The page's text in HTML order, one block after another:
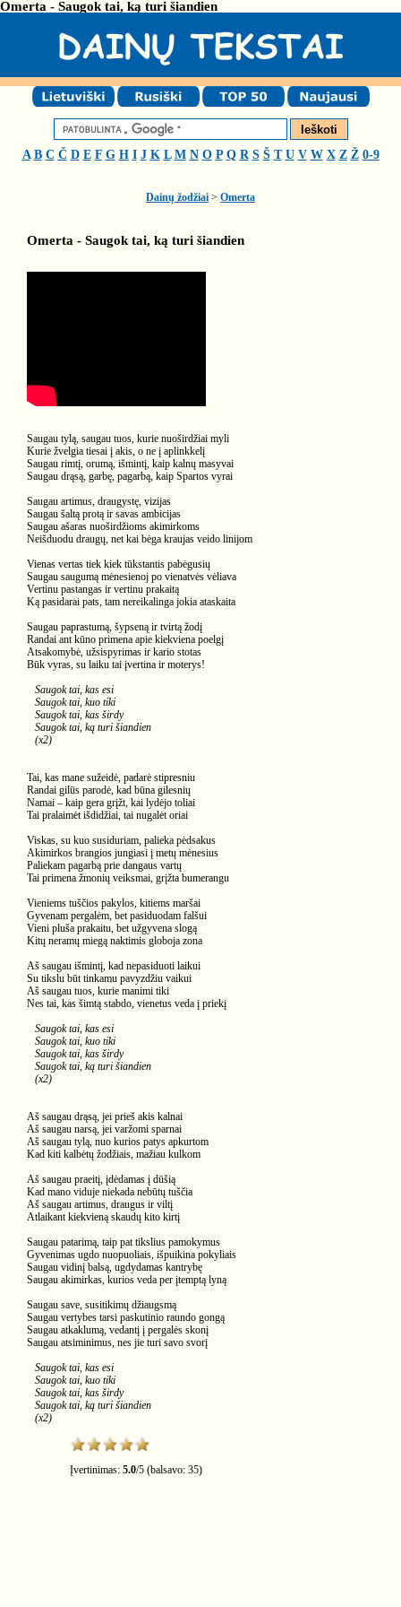
Omerta - Saugok tai, ką turi šiandien
A B C Č D E F G H I J K L M N O P Q R S Š T U V W X Z Ž 0-9
Dainų žodžiai > Omerta
Omerta - Saugok tai, ką turi šiandien
Saugau tylą, saugau tuos, kurie nuoširdžiai myli
Kurie žvelgia tiesai į akis, o ne į aplinkkelį
Saugau rimtį, orumą, išmintį, kaip kalnų masyvai
Saugau drąsą, garbę, pagarbą, kaip Spartos vyrai
Saugau artimus, draugystę, vizijas
Saugau šaltą protą ir savas ambicijas
Saugau ašaras nuoširdžioms akimirkoms
Neišduodu draugų, net kai bėga kraujas veido linijom
Vienas vertas tiek kiek tūkstantis pabėgusių
Saugau saugumą mėnesienoj po vienatvės vėliava
Vertinu pastangas ir vertinu prakaitą
Ką pasidarai pats, tam nereikalinga jokia ataskaita
Saugau paprastumą, šypseną ir tvirtą žodį
Randai ant kūno primena apie kiekviena poelgį
Atsakomybė, užsispyrimas ir kario stotas
Būk vyras, su laiku tai įvertina ir moterys!
Saugok tai, kas esi
Saugok tai, kuo tiki
Saugok tai, kas širdy
Saugok tai, ką turi šiandien
(x2)
Tai, kas mane sužeidė, padarė stipresniu
Randai gilūs parodė, kad būna gilesnių
Namai – kaip gera grįžt, kai lydėjo toliai
Tai pralaimėt išdidžiai, tai nugalėt oriai
Viskas, su kuo susiduriam, palieka pėdsakus
Akimirkos brangios jungiasi į metų mėnesius
Paliekam pagarbą prie dangaus vartų
Tai primena žmonių veiksmai, grįžta bumerangu
Vieniems tuščios pakylos, kitiems maršai
Gyvenam pergalėm, bet pasiduodam falšui
Vieni pluša prakaitu, bet užgyvena slogą
Kitų neramų miegą naktimis globoja zona
Aš saugau išmintį, kad nepasiduoti laikui
Su tikslu būt tinkamu pavyzdžiu vaikui
Aš saugau tuos, kurie manimi tiki
Nes tai, kas šimtą stabdo, vienetus veda į priekį
Saugok tai, kas esi
Saugok tai, kuo tiki
Saugok tai, kas širdy
Saugok tai, ką turi šiandien
(x2)
Aš saugau drąsą, jei prieš akis kalnai
Aš saugau narsą, jei varžomi sparnai
Aš saugau tylą, nuo kurios patys apkurtom
Kad kiti kalbėtų žodžiais, mažiau kulkom
Aš saugau praeitį, įdėdamas į dūšią
Kad mano viduje niekada nebūtų tuščia
Aš saugau artimus, draugus ir viltį
Atlaikant kiekvieną skaudų kito kirtį
Saugau patarimą, taip pat tikslius pamokymus
Gyvenimas ugdo nuopuoliais, išpuikina pokyliais
Saugau vidinį balsą, ugdydamas kantrybę
Saugau akimirkas, kurios veda per įtemptą lyną
Saugau save, susitikimų džiaugsmą
Saugau vertybes tarsi paskutinio raundo gongą
Saugau atkaklumą, vedantį į pergalės skonį
Saugau atsiminimus, nes jie turi savo svorį
Saugok tai, kas esi
Saugok tai, kuo tiki
Saugok tai, kas širdy
Saugok tai, ką turi šiandien
(x2)
Įvertinimas: 5.0/5 (balsavo: 35)